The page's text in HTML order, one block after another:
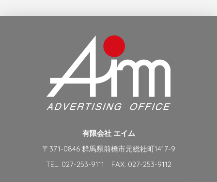
有限会社 エイム
〒371-0846 群馬県前橋市元総社町1417-9
TEL. 027-253-9111 FAX. 027-253-9112